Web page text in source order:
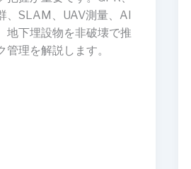
、SLAM、UAV測量、AI
地下埋設物を非破壊で推
理を解説します。